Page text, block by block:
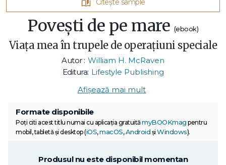
Citește sample
Povești de pe mare (ebook)
Viața mea în trupele de operațiuni speciale
Autor : William H. McRaven
Editura: Lifestyle Publishing
Afișează mai mult
Formate disponibile
Poți citi acest titlu numai cu aplicația gratuitămyBOOKmag pentru
mobil, tabletă și desktop (iOS,macOS,Android și Windows).
Produsul nu este disponibil momentan